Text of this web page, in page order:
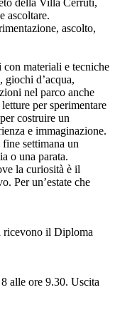
della Villa Cerruti,
ascoltare.
ascolto,
materiali e tecniche
giochi d’acqua,
nel parco anche
per sperimentare
costruire un
e immaginazione.
settimana un
o una parata.
la curiosità è il
Per un’estate che
ricevono il Diploma
alle ore 9.30. Uscita